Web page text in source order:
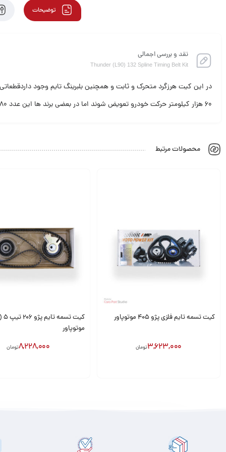
توضیحات
نقد و بررسی اجمالی
Thunder (L90) 132 Spline Timing Belt Kit
در این کیت هرزگرد متحرک و ثابت و همچنین بلبرینگ تایم وجود
60 هزار کیلومتر حرکت خودرو تعویض شوند اما در بعضی برند ها این عدد 80 هزار کیلومتر کارکدر نیز میباشد
محصولات مرتبط
کیت تسمه تایم فلزی پژو 405 موتوپاور
3,623,000تومان
موتوپاور
8,228,000تومان